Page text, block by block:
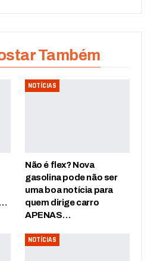
Também
NOTÍCIAS
Não é flex? Nova
gasolina pode não ser
uma boa notícia para
quem dirige carro
APENAS…
NOTÍCIAS